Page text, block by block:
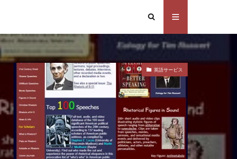
英語サービス